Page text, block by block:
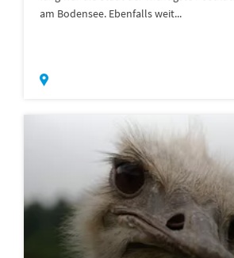
am Bodensee. Ebenfalls weit...